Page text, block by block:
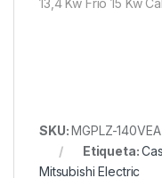
13,4 Kw Frí­o 15 Kw
SKU:MGPLZ-
Etiqueta:
Mitsubishi Electric